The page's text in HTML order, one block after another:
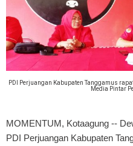
PDI Perjuangan Kabupaten Tanggamus
Media Pintar
MOMENTUM, Kotaagung --
PDI Perjuangan Kabupaten